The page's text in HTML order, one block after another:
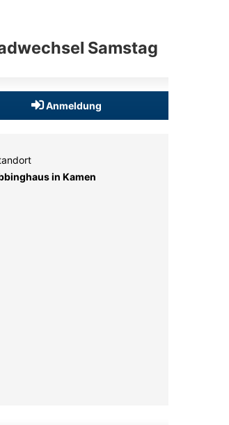
Samstag
Anmeldung
in Kamen